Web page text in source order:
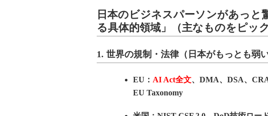
日本のビジネスパーソンがあっと
る具体的領域」（主なものをピッ
1. 世界の規制・法律（日本がもっとも弱い
EU： AI Act全文、DMA、DSA、
EU Taxonomy